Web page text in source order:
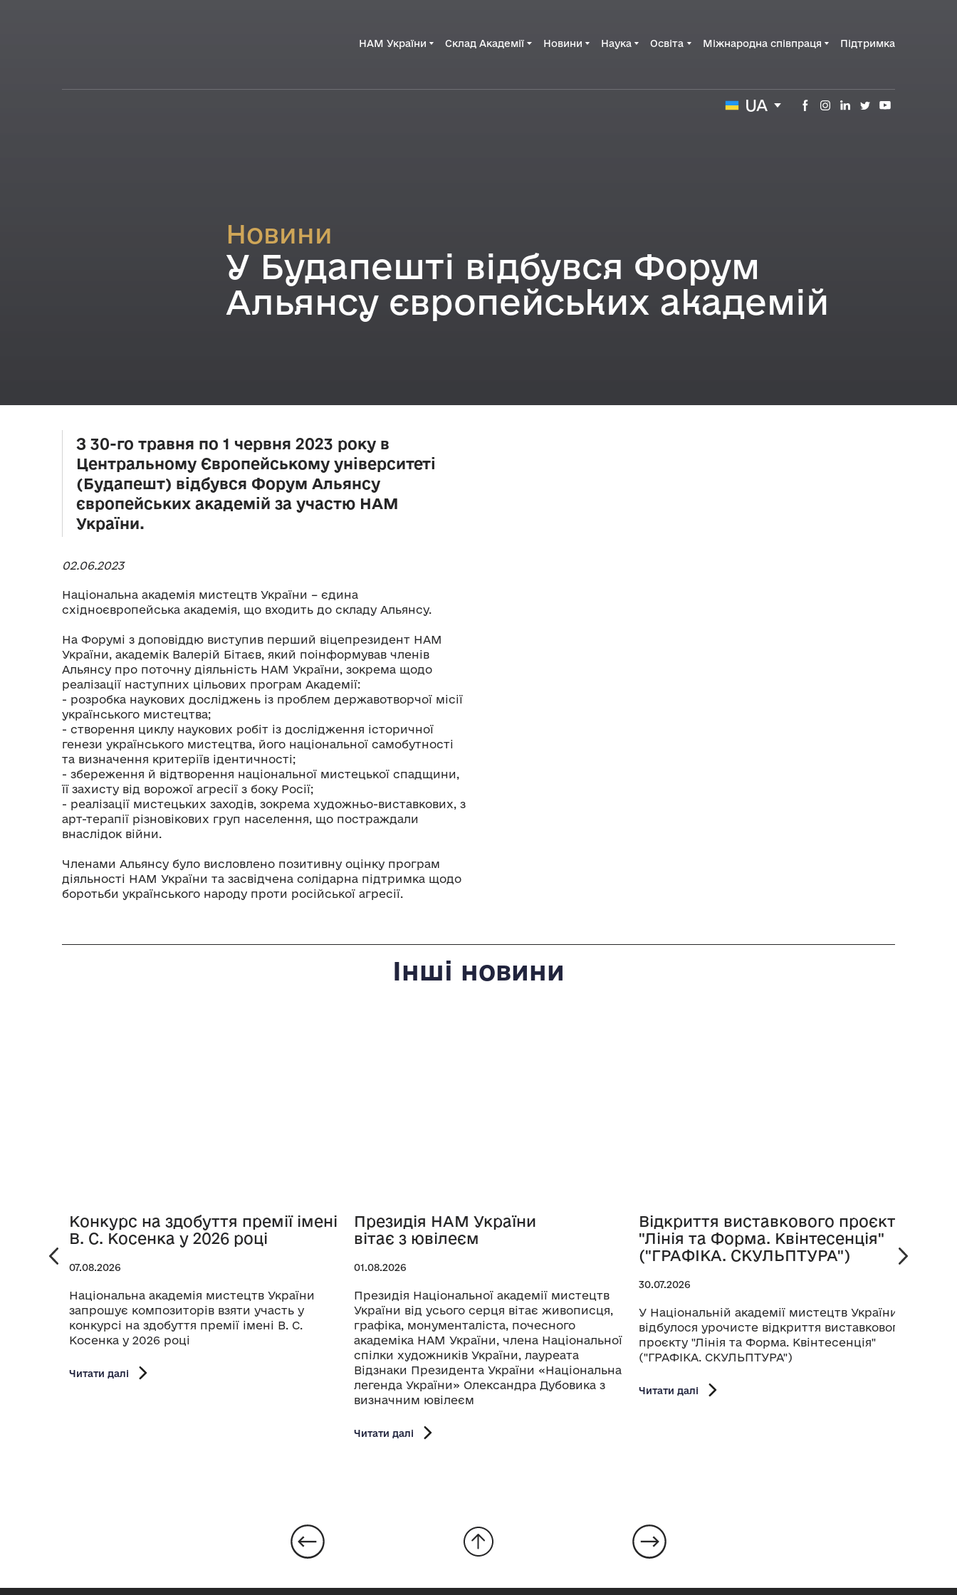
НАМ України Склад Академії Новини Наука Освіта Міжнародна співпраця Підтримка
UA
Новини
У Будапешті відбувся Форум
Альянсу європейських академій
З 30-го травня по 1 червня 2023 року в
Центральному Європейському університеті
(Будапешт) відбувся Форум Альянсу
європейських академій за участю НАМ
України.
02.06.2023
Національна академія мистецтв України – єдина
східноєвропейська академія, що входить до складу Альянсу.
На Форумі з доповіддю виступив перший віцепрезидент НАМ
України, академік Валерій Бітаєв, який поінформував членів
Альянсу про поточну діяльність НАМ України, зокрема щодо
реалізації наступних цільових програм Академії:
- розробка наукових досліджень із проблем державотворчої місії
українського мистецтва;
- створення циклу наукових робіт із дослідження історичної
генези українського мистецтва, його національної самобутності
та визначення критеріїв ідентичності;
- збереження й відтворення національної мистецької спадщини,
її захисту від ворожої агресії з боку Росії;
- реалізації мистецьких заходів, зокрема художньо-виставкових, з
арт-терапії різновікових груп населення, що постраждали
внаслідок війни.
Членами Альянсу було висловлено позитивну оцінку програм
діяльності НАМ України та засвідчена солідарна підтримка щодо
боротьби українського народу проти російської агресії.
Інші новини
Конкурс на здобуття премії імені
В. С. Косенка у 2026 році
07.08.2026
Національна академія мистецтв України
запрошує композиторів взяти участь у
конкурсі на здобуття премії імені В. С.
Косенка у 2026 році
Читати далі
Президія НАМ України
вітає з ювілеєм
01.08.2026
Президія Національної академії мистецтв
України від усього серця вітає живописця,
графіка, монументаліста, почесного
академіка НАМ України, члена Національної
спілки художників України, лауреата
Відзнаки Президента України «Національна
легенда України» Олександра Дубовика з
визначним ювілеєм
Читати далі
Відкриття виставкового проєкту
"Лінія та Форма. Квінтесенція"
("ГРАФІКА. СКУЛЬПТУРА")
30.07.2026
У Національній академії мистецтв України
відбулося урочисте відкриття виставкового
проєкту "Лінія та Форма. Квінтесенція"
("ГРАФІКА. СКУЛЬПТУРА")
Читати далі